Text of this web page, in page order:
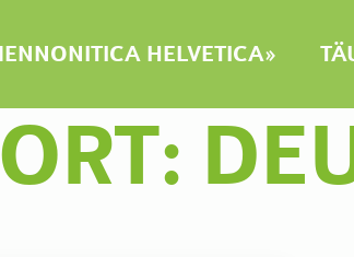
HELVETICA»